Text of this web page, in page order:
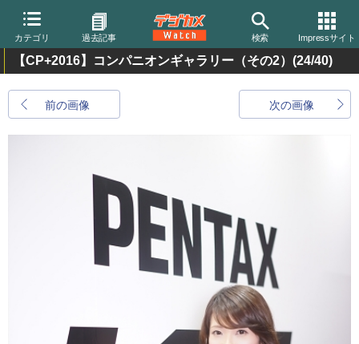
カテゴリ 過去記事 検索 Impressサイト
【CP+2016】コンパニオンギャラリー（その2） (24/40)
前の画像 次の画像